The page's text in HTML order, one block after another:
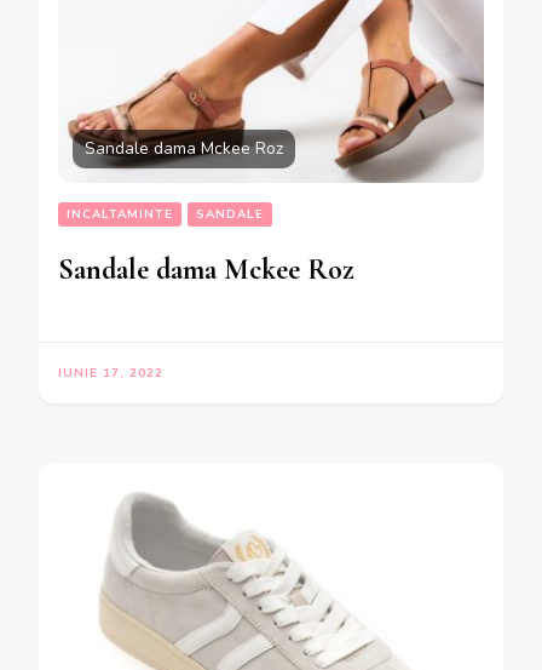
Sandale dama Mckee Roz
INCALTAMINTE SANDALE
Sandale dama Mckee Roz
IUNIE 17, 2022